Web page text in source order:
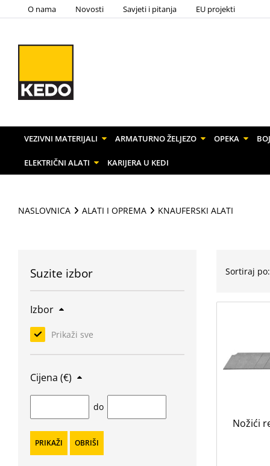
O nama Novosti Savjeti i pitanja EU projekti
VEZIVNI MATERIJALI ARMATURNO ŽELJEZO OPEKA
ELEKTRIČNI ALATI KARIJERA U KEDI
NASLOVNICA ALATI I OPREMA KNAUFERSKI ALATI
Suzite izbor
Izbor
Prikaži sve
Cijena (€)
do
PRIKAŽI OBRIŠI
Sortiraj po:
Nožići